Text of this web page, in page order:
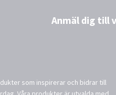
Anmäl dig till
som inspirerar och bidrar till